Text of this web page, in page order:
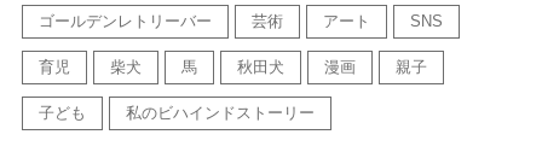
ゴールデンレトリーバー 芸術 アート SNS
育児 柴犬 馬 秋田犬 漫画 親子
子ども 私のビハインドストーリー